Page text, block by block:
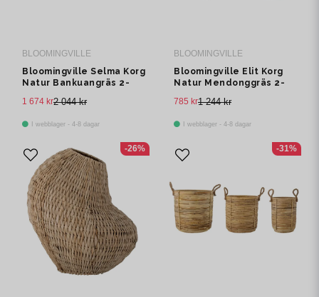
BLOOMINGVILLE
Bloomingville Selma Korg
Natur Bankuangräs 2-
2 044 kr
1 674 kr
I webblager - 4-8 dagar
BLOOMINGVILLE
Bloomingville Elit Korg
Natur Mendonggräs 2-
1 244 kr
785 kr
I webblager - 4-8 dagar
-26% -31%